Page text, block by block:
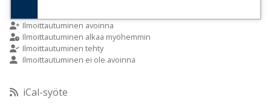
9:00
10:00
11:00
Ilmoittautuminen avoinna
Ilmoittautuminen alkaa myöhemmin
Ilmoittautuminen tehty
Ilmoittautuminen ei ole avoinna
iCal-syöte